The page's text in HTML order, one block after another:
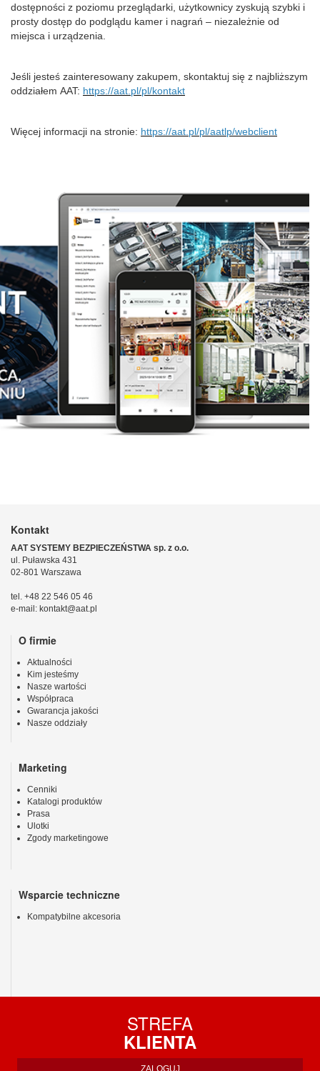
dostępności z poziomu przeglądarki, użytkownicy zyskują szybki i
prosty dostęp do podglądu kamer i nagrań – niezależnie od
miejsca i urządzenia.
Jeśli jesteś zainteresowany zakupem, skontaktuj się z najbliższym
oddziałem AAT: https://aat.pl/pl/kontakt
Więcej informacji na stronie: https://aat.pl/pl/aatlp/webclient
Kontakt
AAT SYSTEMY BEZPIECZEŃSTWA sp. z o.o.
ul. Puławska 431
02-801 Warszawa
tel. +48 22 546 05 46
e-mail: kontakt@aat.pl
O firmie
Aktualności
Kim jesteśmy
Nasze wartości
Współpraca
Gwarancja jakości
Nasze oddziały
Marketing
Cenniki
Katalogi produktów
Prasa
Ulotki
Zgody marketingowe
Wsparcie techniczne
Kompatybilne akcesoria
STREFA
KLIENTA